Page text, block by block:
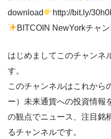
download
http://bit.ly/
BITCOIN NewYorkチャ
はじめましてこのチャンネ
す。
このチャンネルはこれから
ー）未来通貨への投資情報
の観点でニュース、注目銘
るチャンネルです。